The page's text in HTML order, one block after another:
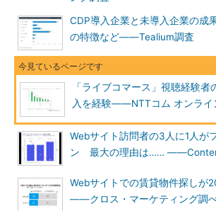
CDP導入企業と未導入企業の成
の特徴など――Tealium調査
「ライブコマース」視聴経験者
入を経験――NTTコム オンライ
Webサイト訪問者の3人に1人が
ン 最大の理由は……
Webサイトでの賃貸物件探しが
――クロス・マーケティング調